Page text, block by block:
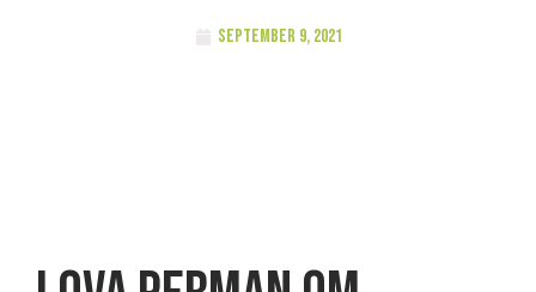
september 9, 2021